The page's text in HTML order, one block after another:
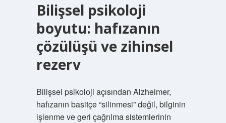
Bilişsel psikoloji
boyutu: hafızanın
çözülüşü ve zihinsel
rezerv
Bilişsel psikoloji açısından Alzheimer,
hafızanın basitçe “silinmesi” değil, bilginin
işlenme ve geri çağrılma sistemlerinin